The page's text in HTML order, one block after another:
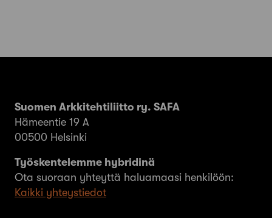
Suomen Arkkitehtiliitto ry. SAFA
Hämeentie 19 A
00500 Helsinki
Työskentelemme hybridinä
Ota suoraan yhteyttä haluamaasi henkilöön:
Kaikki yhteystiedot